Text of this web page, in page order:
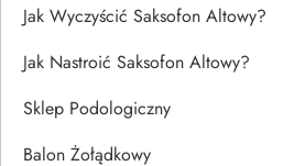
Jak Wyczyścić Saksofon Altowy?
Jak Nastroić Saksofon Altowy?
Sklep Podologiczny
Balon Żołądkowy